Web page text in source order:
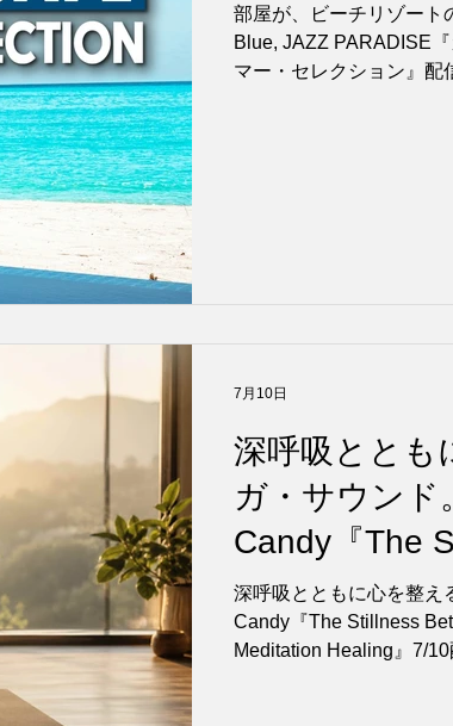
れるジャズピ
クション』配
部屋が、ビーチリゾート
Blue, JAZZ PARADISE
マー・セレクション』配
深呼吸ととも
ガ・サウンド
Candy『The
Breaths –
Healing』7/
深呼吸とともに心を整え
Candy『The Stillness
Meditation Healing』7/
7月10日